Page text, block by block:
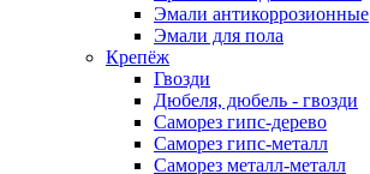
Эмали антикоррозионные
Эмали для пола
Крепёж
Гвозди
Дюбеля, дюбель - гвозди
Саморез гипс-дерево
Саморез гипс-металл
Саморез металл-металл